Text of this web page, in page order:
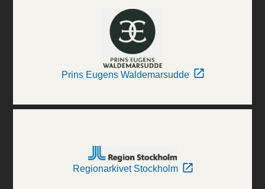
Prins Eugens Waldemarsudde
Regionarkivet Stockholm